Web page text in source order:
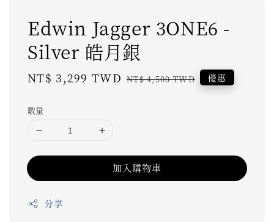
Edwin Jagger 3ONE6 -
Silver 皓月銀
Sale
NT$ 3,299 TWD Regular
NT$ 4,500 TWD 優惠
數量
加入購物車
分享